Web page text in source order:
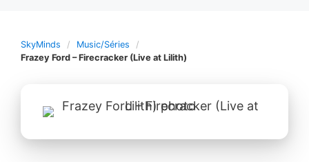
SkyMinds
Music/Séries
Frazey Ford – Firecracker (Live at Lilith)